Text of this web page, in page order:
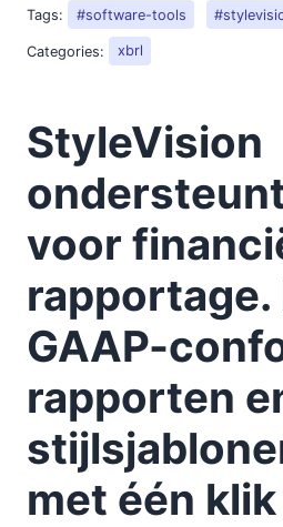
Tags:
#software-tools
Categories: xbrl
StyleVision
voor
rapportage.
GAAP-
rapporten
met één klik